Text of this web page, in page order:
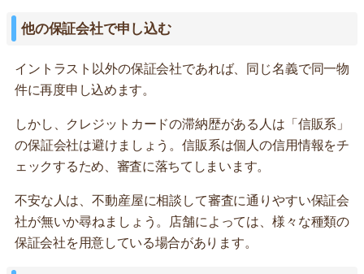
他の保証会社で申し込む
イントラスト以外の保証会社であれば、同じ名義で同一物
件に再度申し込めます。
しかし、クレジットカードの滞納歴がある人は「信販系」
の保証会社は避けましょう。信販系は個人の信用情報をチ
ェックするため、審査に落ちてしまいます。
不安な人は、不動産屋に相談して審査に通りやすい保証会
社が無いか尋ねましょう。店舗によっては、様々な種類の
保証会社を用意している場合があります。